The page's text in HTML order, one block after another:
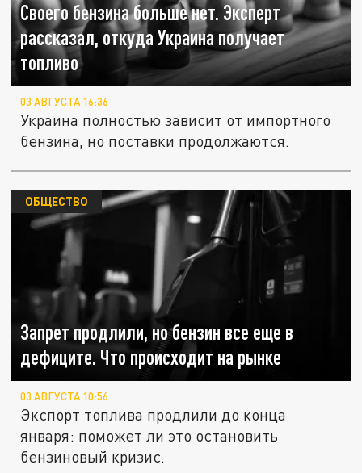
Своего бензина больше нет. Эксперт
рассказал, откуда Украина получает
топливо
03 АВГУСТА 16:36
Украина полностью зависит от импортного
бензина, но поставки продолжаются.
Запрет продлили, но бензин все еще в
дефиците. Что происходит на рынке
ОБЩЕСТВО
03 АВГУСТА 10:56
Экспорт топлива продлили до конца
января: поможет ли это остановить
бензиновый кризис.